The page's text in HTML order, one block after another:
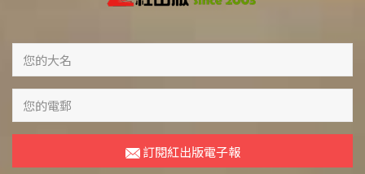
訂閱紅出版電子報